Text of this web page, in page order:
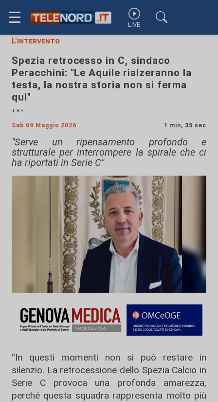
☰ LIVE
L'intervento
Spezia retrocesso in C, sindaco
Peracchini: "Le Aquile rialzeranno la
testa, la nostra storia non si ferma
qui"
di R.S.
Sab 09 Maggio 2026 1 min, 35 sec
"Serve un ripensamento profondo e
strutturale per interrompere la spirale che ci
ha riportati in Serie C"
“In questi momenti non si può restare in
silenzio. La retrocessione dello Spezia Calcio in
Serie C provoca una profonda amarezza,
perché questa squadra rappresenta molto più